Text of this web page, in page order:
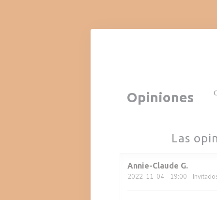
Opiniones
Las
Annie-Claude G
2022-11-04 - 19:00 -